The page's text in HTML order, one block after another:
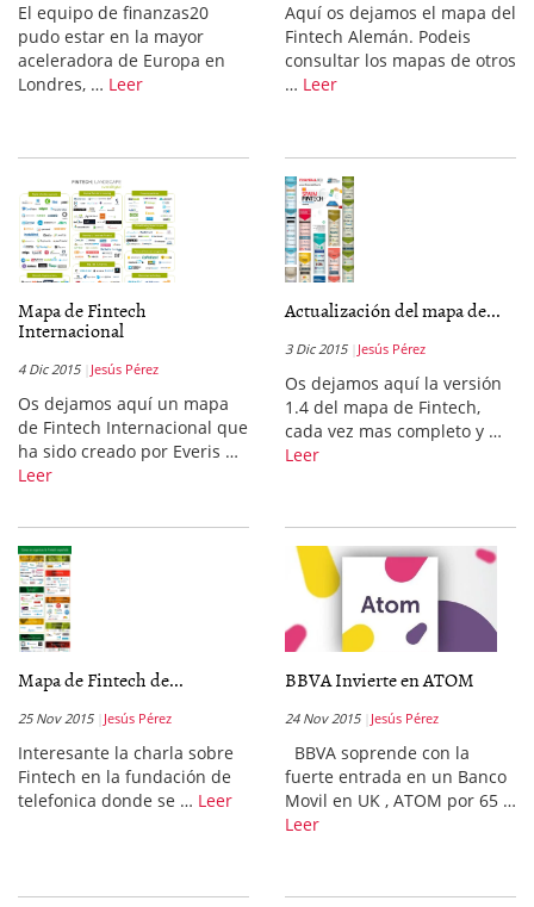
El equipo de finanzas20
pudo estar en la mayor
aceleradora de Europa en
Londres, … Leer
Aquí os dejamos el mapa del
Fintech Alemán. Podeis
consultar los mapas de otros
… Leer
Mapa de Fintech
Internacional
4 Dic 2015 Jesús Pérez
Os dejamos aquí un mapa
de Fintech Internacional que
ha sido creado por Everis …
Leer
Actualización del mapa de...
3 Dic 2015 Jesús Pérez
Os dejamos aquí la versión
1.4 del mapa de Fintech,
cada vez mas completo y …
Leer
Mapa de Fintech de...
25 Nov 2015 Jesús Pérez
Interesante la charla sobre
Fintech en la fundación de
telefonica donde se … Leer
BBVA Invierte en ATOM
24 Nov 2015 Jesús Pérez
BBVA soprende con la
fuerte entrada en un Banco
Movil en UK , ATOM por 65 …
Leer